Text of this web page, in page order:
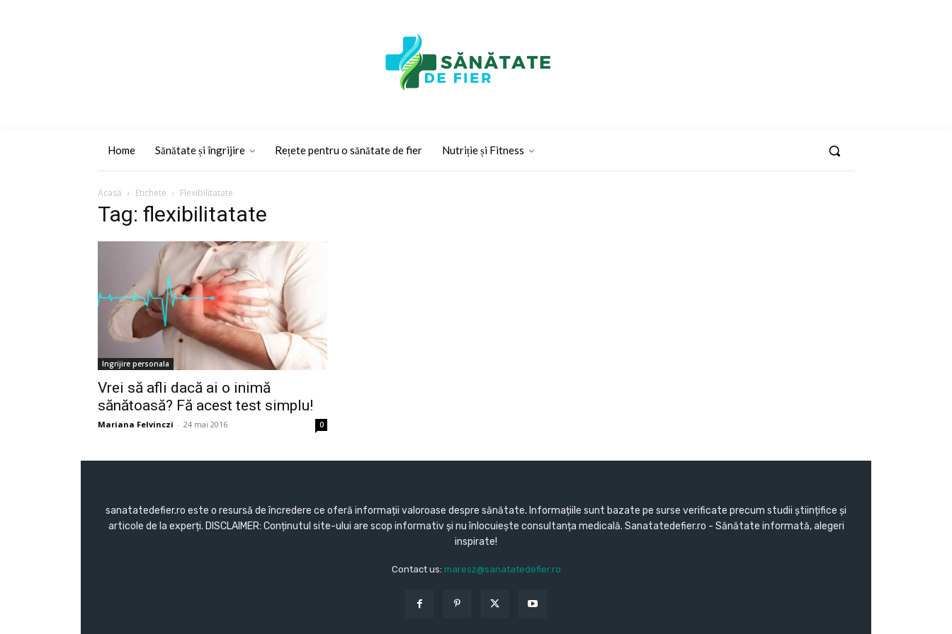
Home Sănătate și îngrijire Rețete pentru o sănătate de fier Nutriție și Fitness
Acasă Etichete Flexibilitatate
Tag: flexibilitatate
Ingrijire personala
Vrei să afli dacă ai o inimă
sănătoasă? Fă acest test simplu!
Mariana Felvinczi - 24 mai 2016 0
sanatatedefier.ro este o resursă de încredere ce oferă informații valoroase despre sănătate. Informațiile sunt bazate pe surse verificate precum studii științifice și
articole de la experți. DISCLAIMER: Conținutul site-ului are scop informativ și nu înlocuiește consultanța medicală. Sanatatedefier.ro - Sănătate informată, alegeri
inspirate!
Contact us: maresz@sanatatedefier.ro